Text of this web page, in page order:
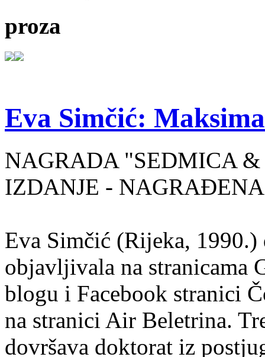
proza
Eva Simčić:
NAGRADA "SEDMICA
IZDANJE -
Eva Simčić (Rijeka, 1990.)
objavljivala na stranicama
blogu i Facebook stranici
na stranici Air Beletrina.
dovršava doktorat iz